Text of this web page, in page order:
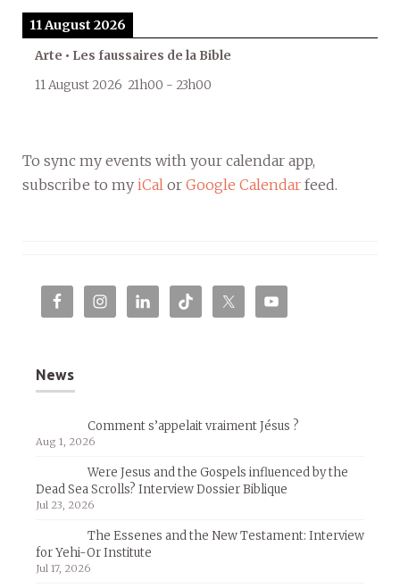
11 August 2026
Arte • Les faussaires de la Bible
11 August 2026 21h00 - 23h00
To sync my events with your calendar app,
subscribe to my iCal or Google Calendar feed.
News
Comment s’appelait vraiment Jésus ?
Aug 1, 2026
Were Jesus and the Gospels influenced by the
Dead Sea Scrolls? Interview Dossier Biblique
Jul 23, 2026
The Essenes and the New Testament: Interview
for Yehi-Or Institute
Jul 17, 2026